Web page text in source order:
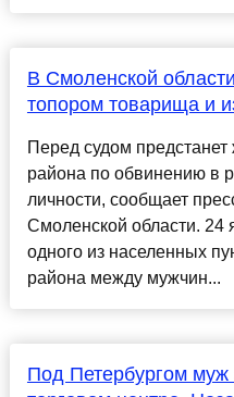
В Смоленской
топором товарища и
Перед судом предстанет
района по обвинению в
личности, сообщает
Смоленской области. 24
одного из населенных
района между мужчин...
Под Петербургом муж